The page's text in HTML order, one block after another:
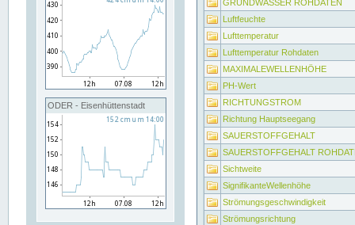
ODER - Eisenhüttenstadt
GRUNDWASSER ROHDATEN
Luftfeuchte
Lufttemperatur
Lufttemperatur Rohdaten
MAXIMALEWELLENHÖHE
PH-Wert
RICHTUNGSTROM
Richtung Hauptseegang
SAUERSTOFFGEHALT
SAUERSTOFFGEHALT
Sichtweite
SignifikanteWellenhöhe
Strömungsgeschwindigkeit
Strömungsrichtung